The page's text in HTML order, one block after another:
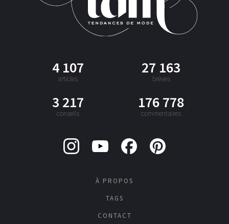
4 107
articles
27 163
brèves
3 217
conseils
176 778
commentaires
À PROPOS
TAGS
CONTACT